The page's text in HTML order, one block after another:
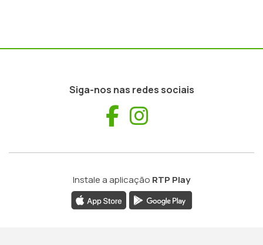
Siga-nos nas redes sociais
Facebook
Instale a aplicação RTP Play